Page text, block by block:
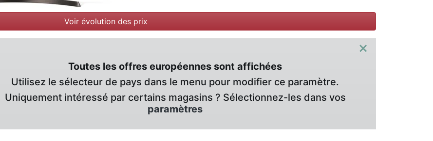
Voir évolution des prix
×
Toutes les offres européennes sont affichées
Utilisez le sélecteur de pays dans le menu pour modifier ce paramètre.
Uniquement intéressé par certains magasins ? Sélectionnez-les dans vos
paramètres